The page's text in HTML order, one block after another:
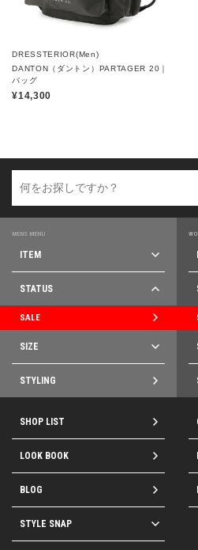
DRESSTERIOR(Men)
DANTON（ダントン）PARTAGER 20｜
バッグ
¥14,300
MENS MENU
ITEM
STATUS
SALE
SIZE
STYLING
SHOP LIST
LOOK BOOK
BLOG
STYLE SNAP